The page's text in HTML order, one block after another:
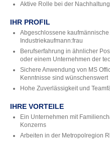
Aktive Rolle bei der
IHR PROFIL
Abgeschlossene
Industriekaufmann:frau
Berufserfahrung in ähnlicher
oder einem Unternehmen der
Sichere Anwendung von MS
Kenntnisse sind wünschenswert
Hohe Zuverlässigkeit und
IHRE VORTEILE
Ein Unternehmen mit
Konzerns
Arbeiten in der Metropolregion